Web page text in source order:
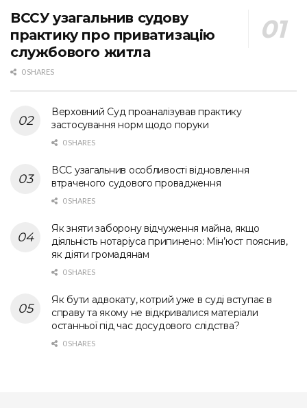
ВССУ узагальнив судову
практику про приватизацію
службового житла
0 SHARES
Верховний Суд проаналізував практику
застосування норм щодо поруки
0 SHARES
ВСС узагальнив особливості відновлення
втраченого судового провадження
0 SHARES
Як зняти заборону відчуження майна, якщо
діяльність нотаріуса припинено: Мін’юст пояснив,
як діяти громадянам
0 SHARES
Як бути адвокату, котрий уже в суді вступає в
справу та якому не відкривалися матеріали
останньої під час досудового слідства?
0 SHARES